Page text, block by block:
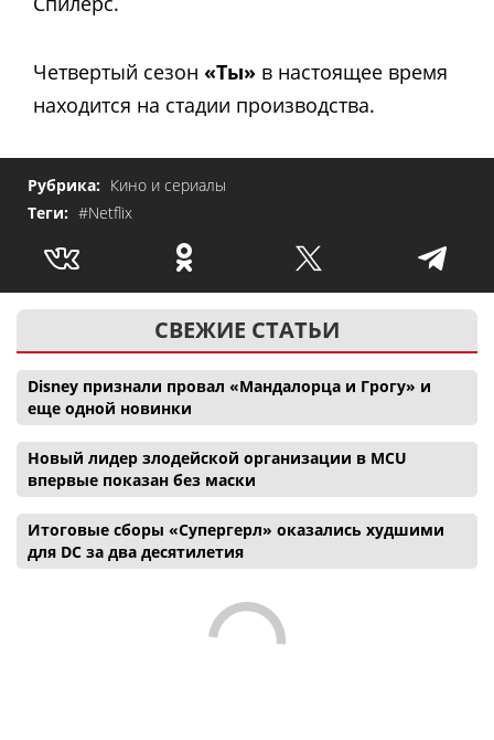
Четвертый сезон «Ты» в настоящее время
находится на стадии производства.
Рубрика: Кино и сериалы
Теги: #Netflix
СВЕЖИЕ СТАТЬИ
Disney признали провал «Мандалорца и Грогу» и
еще одной новинки
Новый лидер злодейской организации в MCU
впервые показан без маски
Итоговые сборы «Супергерл» оказались худшими
для DC за два десятилетия